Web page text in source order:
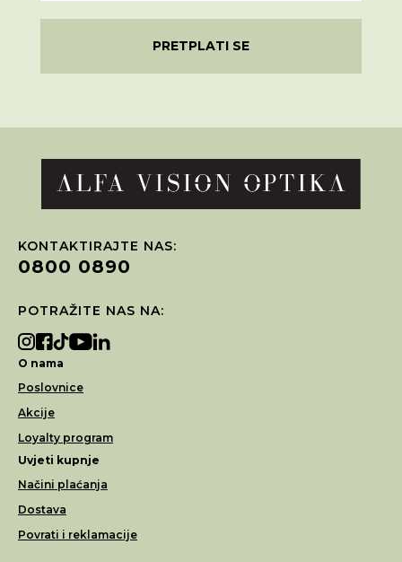
PRETPLATI SE
KONTAKTIRAJTE NAS:
0800 0890
POTRAŽITE NAS NA:
O nama
Poslovnice
Akcije
Loyalty program
Uvjeti kupnje
Načini plaćanja
Dostava
Povrati i reklamacije